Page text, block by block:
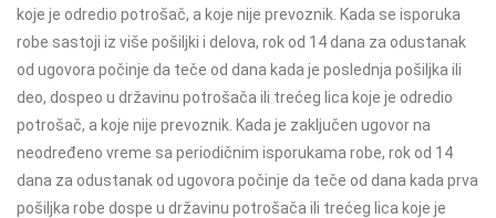
koje je odredio potrošač, a koje nije prevoznik. Kada se isporuka
robe sastoji iz više pošiljki i delova, rok od 14 dana za odustanak
od ugovora počinje da teče od dana kada je poslednja pošiljka ili
deo, dospeo u državinu potrošača ili trećeg lica koje je odredio
potrošač, a koje nije prevoznik. Kada je zaključen ugovor na
neodređeno vreme sa periodičnim isporukama robe, rok od 14
dana za odustanak od ugovora počinje da teče od dana kada prva
pošiljka robe dospe u državinu potrošača ili trećeg lica koje je